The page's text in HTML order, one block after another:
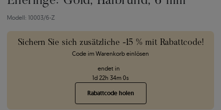
Modell: 10003/6-Z
Sichern Sie sich zusätzliche -15 % mit Rabattcode!
Code im Warenkorb einlösen
endet in
1d 22h 33m 59s
Rabattcode holen